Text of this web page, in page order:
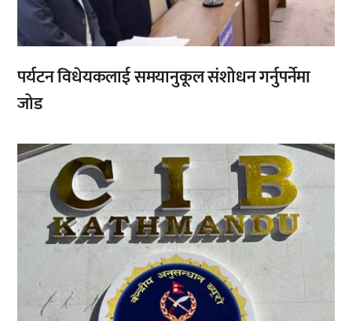
पर्यटन विधेयकलाई समयानुकूल संशोधन गर्नुपर्नेमा
जोड
,